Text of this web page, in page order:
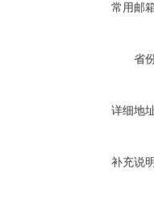
常用邮
省
详细地
补充说